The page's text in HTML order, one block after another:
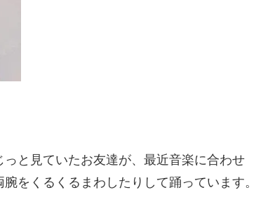
と見ていたお友達が、最近音楽に合わせ
をくるくるまわしたりして踊っています。